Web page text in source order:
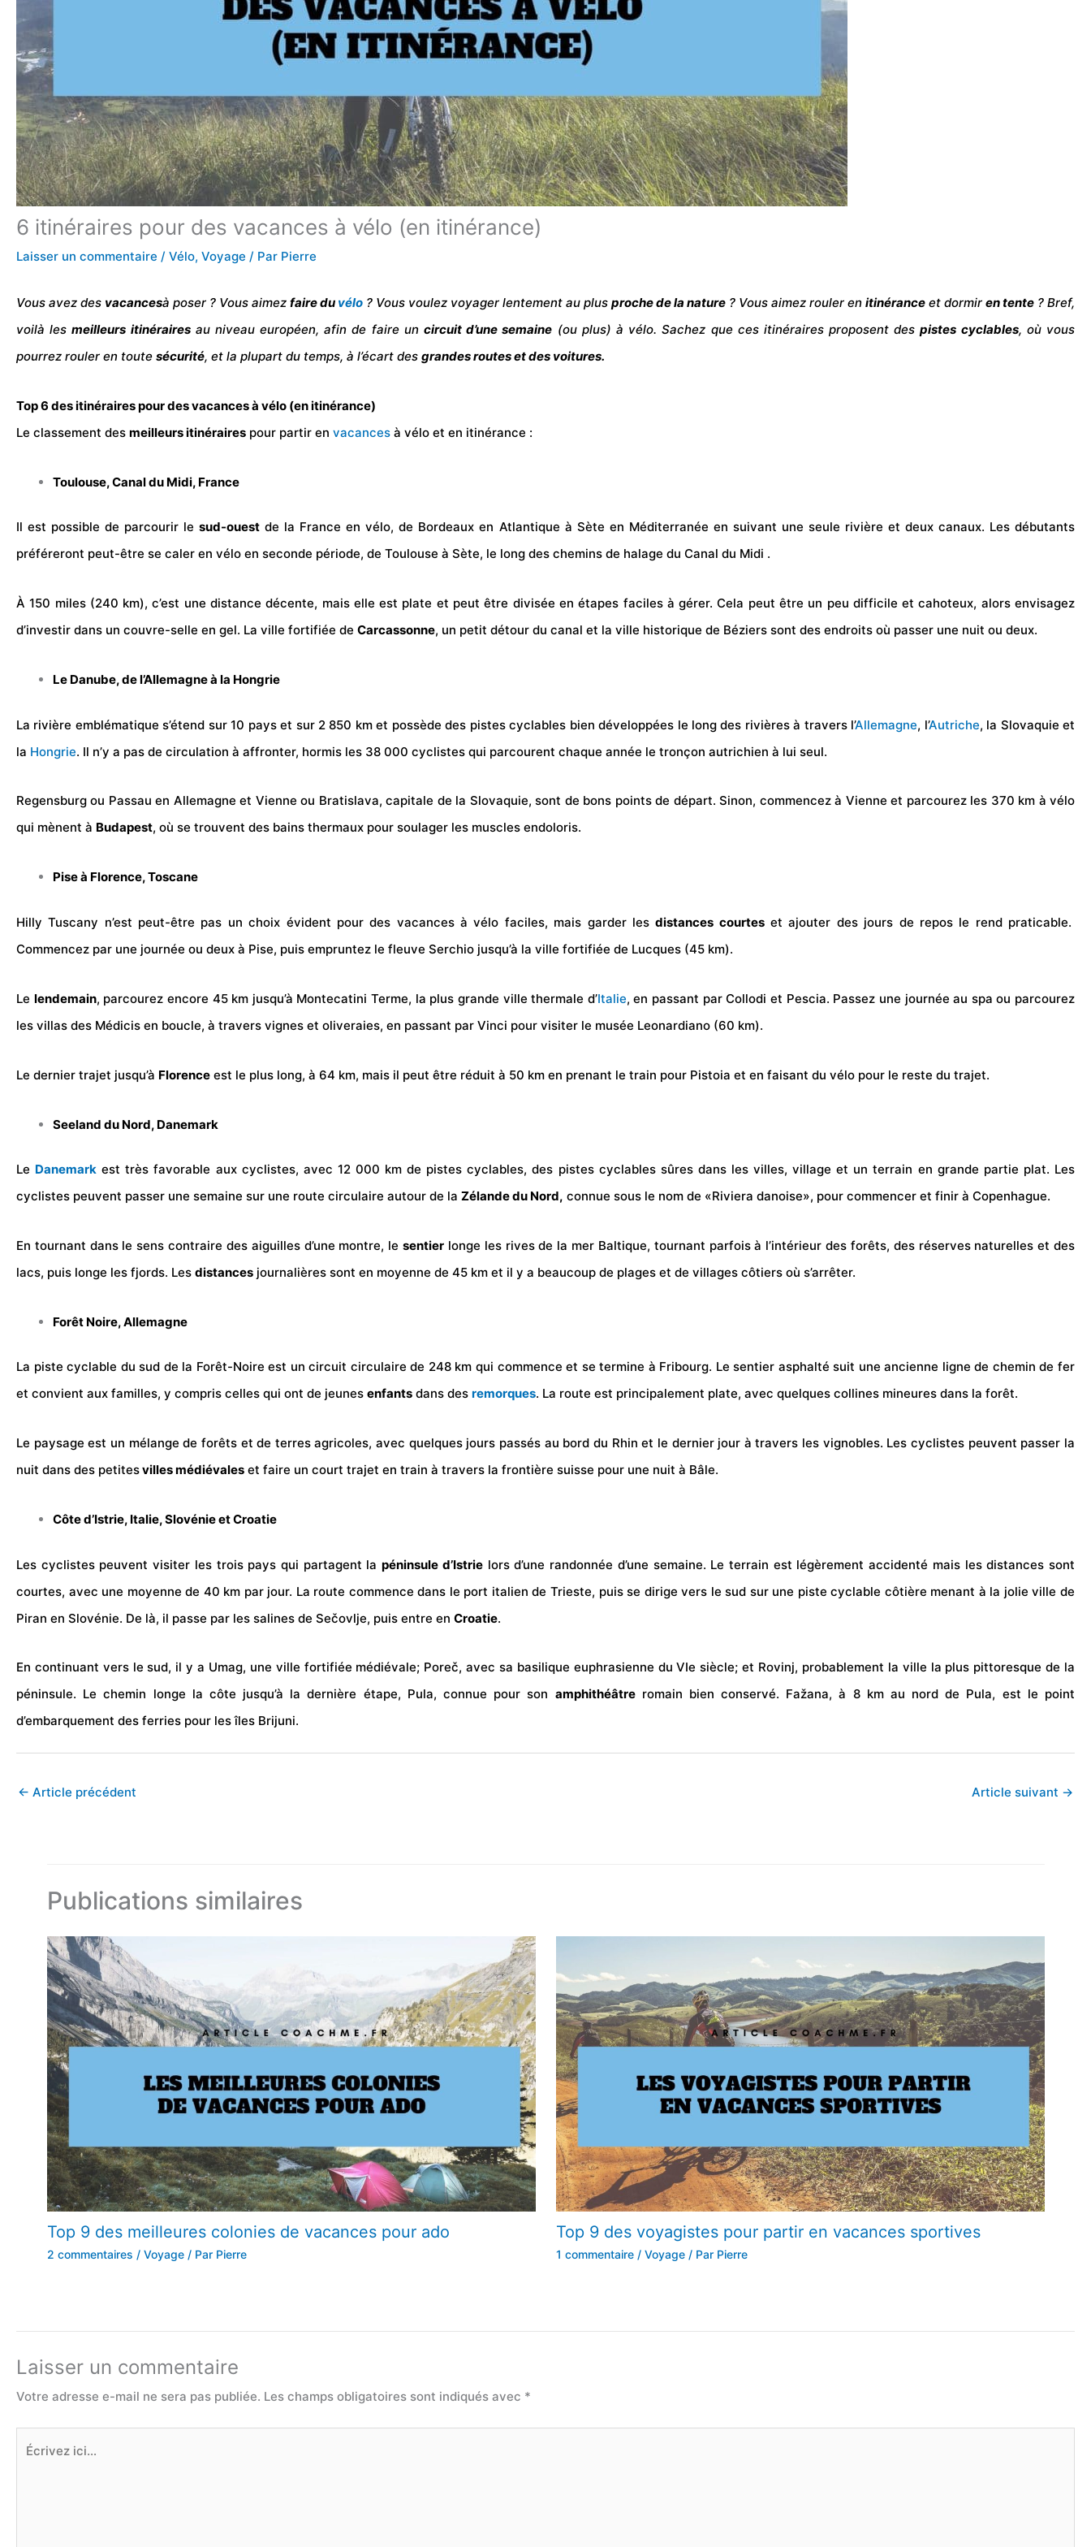
6 itinéraires pour des vacances à vélo (en itinérance)
Laisser un commentaire / Vélo, Voyage / Par Pierre
Vous avez des vacancesà poser ? Vous aimez faire du vélo ? Vous voulez voyager lentement au plus proche de la nature ? Vous aimez rouler en itinérance et dormir en tente ? Bref,
voilà lesmeilleurs itinérairesau niveau européen, afin de faire uncircuit d’une semaine (ou plus) à vélo. Sachez que ces itinéraires proposent despistes cyclables, où vous
pourrez rouler en toute sécurité, et la plupart du temps, à l’écart des grandes routes et des voitures.
Top 6 des itinéraires pour des vacances à vélo (en itinérance)
Le classement des meilleurs itinéraires pour partir en vacances à vélo et en itinérance :
Toulouse, Canal du Midi, France
Il est possible de parcourir lesud-ouest de la France en vélo, de Bordeaux en Atlantique à Sète en Méditerranée en suivant une seule rivière et deux canaux. Les débutants
préféreront peut-être se caler en vélo en seconde période, de Toulouse à Sète, le long des chemins de halage du Canal du Midi .
À 150 miles (240 km), c’est une distance décente, mais elle est plate et peut être divisée en étapes faciles à gérer. Cela peut être un peu difficile et cahoteux, alors envisagez
d’investir dans un couvre-selle en gel. La ville fortifiée de Carcassonne, un petit détour du canal et la ville historique de Béziers sont des endroits où passer une nuit ou deux.
Le Danube, de l’Allemagne à la Hongrie
La rivière emblématique s’étend sur 10 pays et sur 2 850 km et possède des pistes cyclables bien développées le long des rivières à travers l’Allemagne, l’Autriche, la Slovaquie et
la Hongrie. Il n’y a pas de circulation à affronter, hormis les 38 000 cyclistes qui parcourent chaque année le tronçon autrichien à lui seul.
Regensburg ou Passau en Allemagne et Vienne ou Bratislava, capitale de la Slovaquie, sont de bons points de départ. Sinon, commencez à Vienne et parcourez les 370 km à vélo
qui mènent à Budapest, où se trouvent des bains thermaux pour soulager les muscles endoloris.
Pise à Florence, Toscane
Hilly Tuscany n’est peut-être pas un choix évident pour des vacances à vélo faciles, mais garder lesdistances courteset ajouter des jours de repos le rend praticable.
Commencez par une journée ou deux à Pise, puis empruntez le fleuve Serchio jusqu’à la ville fortifiée de Lucques (45 km).
Le lendemain, parcourez encore 45 km jusqu’à Montecatini Terme, la plus grande villethermale d’Italie, en passant par Collodi et Pescia. Passez une journée au spa ou parcourez
les villas des Médicis en boucle, à travers vignes et oliveraies, en passant par Vinci pour visiter le musée Leonardiano (60 km).
Le dernier trajet jusqu’à Florence est le plus long, à 64 km, mais il peut être réduit à 50 km en prenant le train pour Pistoia et en faisant du vélo pour le reste du trajet.
Seeland du Nord, Danemark
Le Danemark est très favorable aux cyclistes, avec 12 000 km de pistes cyclables, des pistes cyclables sûres dans les villes,village et un terrain en grande partie plat. Les
cyclistes peuvent passer une semaine sur une route circulaire autour de la Zélande du Nord, connue sous le nom de «Riviera danoise», pour commencer et finir à Copenhague.
En tournant dans le sens contraire des aiguilles d’une montre, lesentier longe les rives de la mer Baltique, tournant parfois à l’intérieur des forêts, des réserves naturelles et des
lacs, puis longe les fjords. Les distances journalières sont en moyenne de 45 km et il y a beaucoup de plages et de villages côtiers où s’arrêter.
Forêt Noire, Allemagne
La piste cyclable du sud de la Forêt-Noire est un circuit circulaire de 248 km qui commence et se termine à Fribourg. Le sentier asphalté suit une ancienne ligne de chemin de fer
et convient aux familles, y compris celles qui ont de jeunes enfants dans des remorques. La route est principalement plate, avec quelques collines mineures dans la forêt.
Le paysage est un mélange de forêts et de terres agricoles, avec quelques jours passés au bord du Rhin et le dernier jour à travers les vignobles. Les cyclistes peuvent passer la
nuit dans des petitesvilles médiévales et faire un court trajet en train à travers la frontière suisse pour une nuit à Bâle.
Côte d’Istrie, Italie, Slovénie et Croatie
Les cyclistes peuvent visiter les trois pays qui partagent lapéninsule d’Istrielors d’une randonnée d’une semaine. Le terrain est légèrement accidenté mais les distances sont
courtes, avec une moyenne de 40 km par jour. La route commence dans le port italien de Trieste, puis se dirige vers le sud sur une piste cyclable côtière menant à la jolie ville de
Piran en Slovénie. De là, il passe par les salines de Sečovlje, puis entre en Croatie.
En continuant vers le sud, il y a Umag, une ville fortifiée médiévale; Poreč, avec sa basilique euphrasienne du VIe siècle; et Rovinj, probablement la ville la plus pittoresque de la
péninsule. Le chemin longe la côte jusqu’à la dernière étape, Pula, connue pour son amphithéâtreromain bien conservé. Fažana, à 8 km au nord de Pula, est le point
d’embarquement des ferries pour les îles Brijuni.
← Article précédent Article suivant →
Publications similaires
Top 9 des meilleures colonies de vacances pour ado
2 commentaires / Voyage/ Par Pierre
Top 9 des voyagistes pour partir en vacances sportives
1 commentaire / Voyage/ Par Pierre
Laisser un commentaire
Votre adresse e-mail ne sera pas publiée. Les champs obligatoires sont indiqués avec *
Écrivez